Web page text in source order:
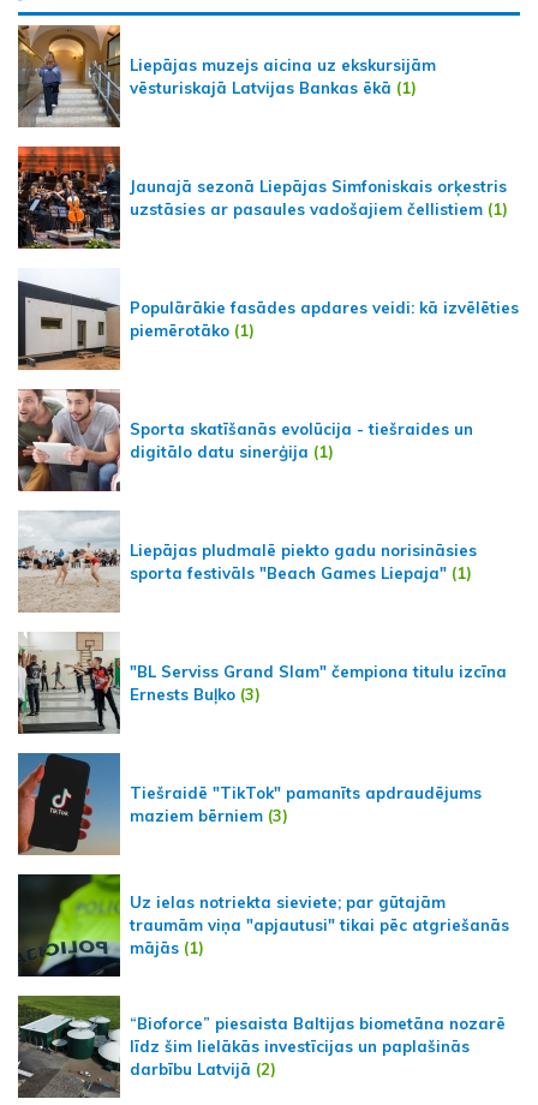
Liepājas muzejs aicina uz ekskursijām
vēsturiskajā Latvijas Bankas ēkā (1)
Jaunajā sezonā Liepājas Simfoniskais orķestris
uzstāsies ar pasaules vadošajiem čellistiem (1)
Populārākie fasādes apdares veidi: kā izvēlēties
piemērotāko (1)
Sporta skatīšanās evolūcija - tiešraides un
digitālo datu sinerģija (1)
Liepājas pludmalē piekto gadu norisināsies
sporta festivāls "Beach Games Liepaja" (1)
"BL Serviss Grand Slam" čempiona titulu izcīna
Ernests Buļko (3)
Tiešraidē "TikTok" pamanīts apdraudējums
maziem bērniem (3)
Uz ielas notriekta sieviete; par gūtajām
traumām viņa "apjautusi" tikai pēc atgriešanās
mājās (1)
“Bioforce” piesaista Baltijas biometāna nozarē
līdz šim lielākās investīcijas un paplašinās
darbību Latvijā (2)